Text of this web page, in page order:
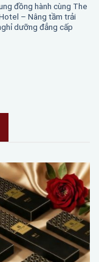
đồng hành cùng The
– Nâng tầm trải
dưỡng đẳng cấp